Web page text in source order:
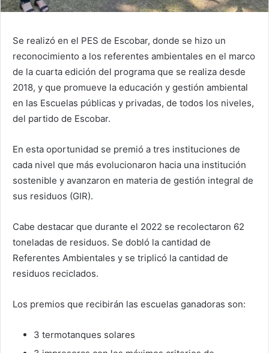
Se realizó en el PES de Escobar, donde se hizo un
reconocimiento a los referentes ambientales en el marco
de la cuarta edición del programa que se realiza desde
2018, y que promueve la educación y gestión ambiental
en las Escuelas públicas y privadas, de todos los niveles,
del partido de Escobar.
En esta oportunidad se premió a tres instituciones de
cada nivel que más evolucionaron hacia una institución
sostenible y avanzaron en materia de gestión integral de
sus residuos (GIR).
Cabe destacar que durante el 2022 se recolectaron 62
toneladas de residuos. Se dobló la cantidad de
Referentes Ambientales y se triplicó la cantidad de
residuos reciclados.
Los premios que recibirán las escuelas ganadoras son:
3 termotanques solares